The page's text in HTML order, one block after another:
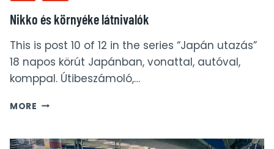
Nikko és környéke látnivalók
This is post 10 of 12 in the series “Japán utazás”
18 napos körút Japánban, vonattal, autóval,
komppal. Útibeszámoló,…
MORE NIKKO
LÁTNIVALÓK